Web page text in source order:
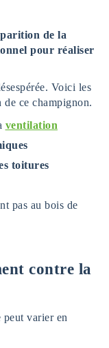
de la
pour réaliser
Voici les
de ce champignon.
ventilation
toitures
pas au bois de
contre la
varier en